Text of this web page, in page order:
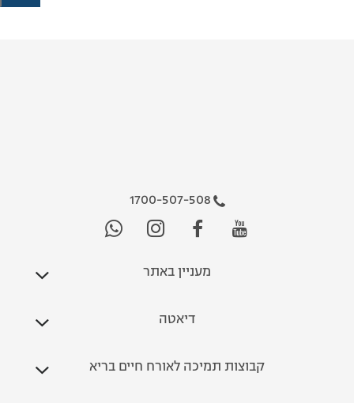
1700-507-508
מעניין באתר
דיאטה
קבוצות תמיכה לאורח חיים בריא